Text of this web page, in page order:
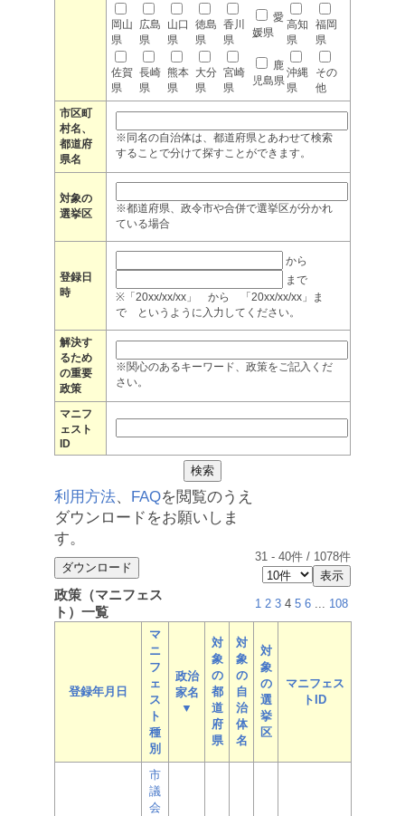
岡山
県
広島
県
山口
県
徳島
県
香川
県
愛
媛県
高知
県
福岡
県
佐賀
県
長崎
県
熊本
県
大分
県
宮崎
県
鹿
児島県
沖縄
県
その
他
市区町
村名、
都道府
県名
※同名の自治体は、都道府県とあわせて検索
することで分けて探すことができます。
対象の
選挙区
※都道府県、政令市や合併で選挙区が分かれ
ている場合
登録日
時
から
まで
※「20xx/xx/xx」 から 「20xx/xx/xx」ま
で というように入力してください。
解決す
るため
の重要
政策
※関心のあるキーワード、政策をご記入くだ
さい。
マニフ
ェスト
ID
利用方法、 FAQを閲覧のうえ
ダウンロードをお願いしま
す。
31 - 40件 / 1078件
政策（マニフェス
ト）一覧
1 2 3 4 5 6 ... 108
登録年月日
マ
ニ
フ
ェ
ス
ト
種
別
政治
家名
▼
対
象
の
都
道
府
県
対
象
の
自
治
体
名
対
象
の
選
挙
区
マニフェス
トID
市
議
会